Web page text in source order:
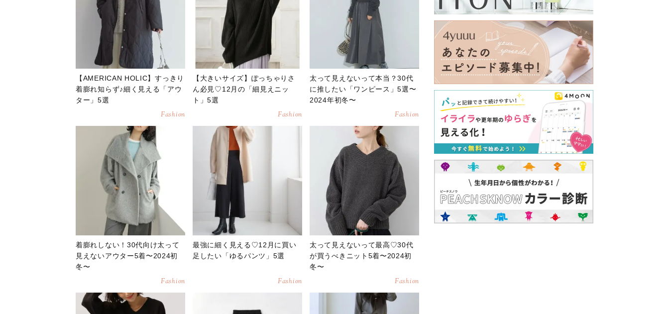
【AMERICAN HOLIC】すっきり
着膨れ知らず♪細く見える「アウ
ター」5選
Fashion
【大きいサイズ】ぽっちゃりさ
ん必見♡12月の「細見えニッ
ト」5選
Fashion
太って見えないって本当？30代
に推したい「ワンピース」5選〜
2024年初冬〜
Fashion
着膨れしない！30代向け太って
見えないアウター5着〜2024初
冬〜
Fashion
最強に細く見える♡12月に買い
足したい「ゆるパンツ」5選
Fashion
太って見えないって最高♡30代
が買うべきニット5着〜2024初
冬〜
Fashion